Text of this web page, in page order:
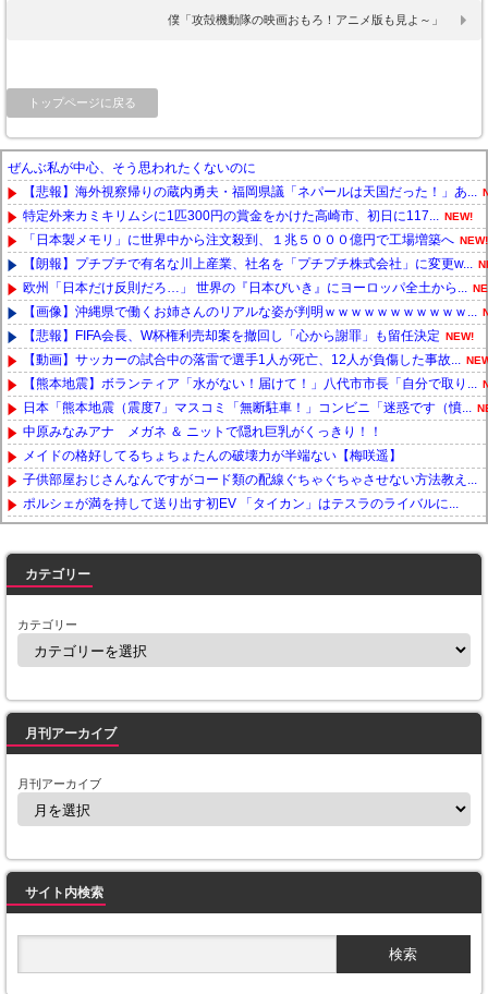
僕「攻殻機動隊の映画おもろ！アニメ版も見よ～」
トップページに戻る
ぜんぶ私が中心、そう思われたくないのに
【悲報】海外視察帰りの蔵内勇夫・福岡県議「ネパールは天国だった！」あ...
特定外来カミキリムシに1匹300円の賞金をかけた高崎市、初日に117... NEW!
「日本製メモリ」に世界中から注文殺到、１兆５０００億円で工場増築へ NEW!
【朗報】プチプチで有名な川上産業、社名を「プチプチ株式会社」に変更w...
欧州「日本だけ反則だろ…」 世界の『日本びいき』にヨーロッパ全土から...
【画像】沖縄県で働くお姉さんのリアルな姿が判明ｗｗｗｗｗｗｗｗｗｗｗ...
【悲報】FIFA会長、W杯権利売却案を撤回し「心から謝罪」も留任決定 NEW!
【動画】サッカーの試合中の落雷で選手1人が死亡、12人が負傷した事故...
【熊本地震】ボランティア「水がない！届けて！」八代市市長「自分で取り...
日本「熊本地震（震度7」マスコミ「無断駐車！」コンビニ「迷惑です（憤...
中原みなみアナ メガネ ＆ ニットで隠れ巨乳がくっきり！！
メイドの格好してるちょちょたんの破壊力が半端ない【梅咲遥】
子供部屋おじさんなんですがコード類の配線ぐちゃぐちゃさせない方法教え...
ポルシェが満を持して送り出す初EV 「タイカン」はテスラのライバルに...
カテゴリー
カテゴリー
月刊アーカイブ
月刊アーカイブ
サイト内検索